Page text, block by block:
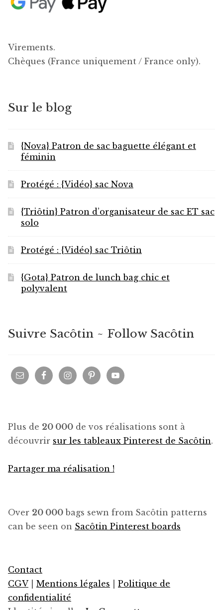
Virements.
Chèques (France uniquement / France only).
Sur le blog
{Nova} Patron de sac baguette élégant et
féminin
Protégé : {Vidéo} sac Nova
{Triôtin} Patron d’organisateur de sac ET sac
solo
Protégé : {Vidéo} sac Triôtin
{Gota} Patron de lunch bag chic et
polyvalent
Suivre Sacôtin ~ Follow Sacôtin
Plus de 20 000 de vos réalisations sont à
découvrir sur les tableaux Pinterest de Sacôtin.
Partager ma réalisation !
Over 20 000 bags sewn from Sacôtin patterns
can be seen on Sacôtin Pinterest boards
Contact
CGV| Mentions légales
Politique de
confidentialité